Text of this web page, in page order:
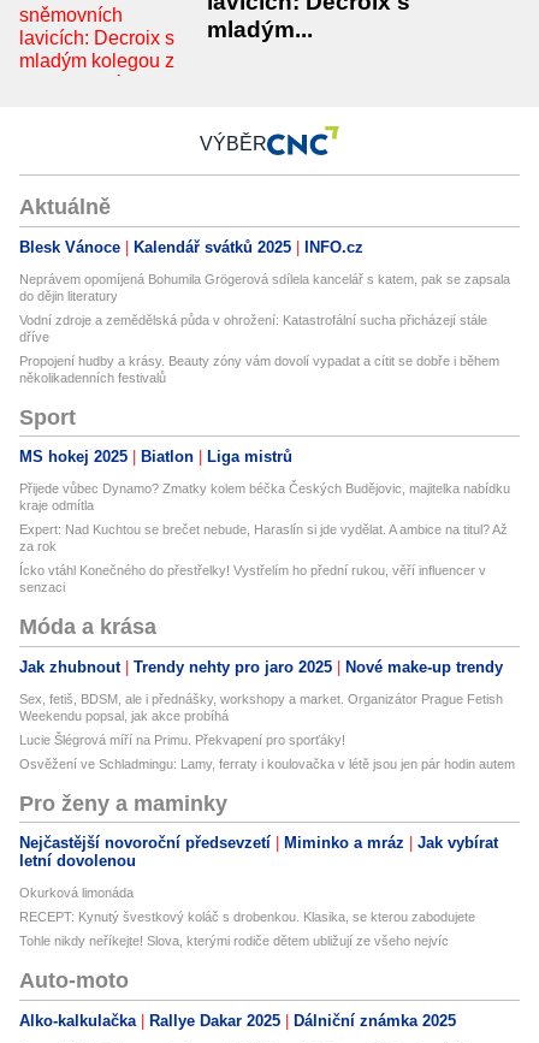
mladým...
VÝBĚR
Aktuálně
Blesk Vánoce Kalendář svátků 2025 INFO.cz
Neprávem opomíjená Bohumila Grögerová sdílela kancelář s katem, pak se zapsala
do dějin literatury
Vodní zdroje a zemědělská půda v ohrožení: Katastrofální sucha přicházejí stále
dříve
Propojení hudby a krásy. Beauty zóny vám dovolí vypadat a cítit se dobře i během
několikadenních festivalů
Sport
MS hokej 2025 Biatlon Liga mistrů
Přijede vůbec Dynamo? Zmatky kolem béčka Českých Budějovic, majitelka nabídku
kraje odmítla
Expert: Nad Kuchtou se brečet nebude, Haraslín si jde vydělat. A ambice na titul? Až
za rok
Ícko vtáhl Konečného do přestřelky! Vystřelím ho přední rukou, věří influencer v
senzaci
Móda a krása
Jak zhubnout Trendy nehty pro jaro 2025 Nové make-up trendy
Sex, fetiš, BDSM, ale i přednášky, workshopy a market. Organizátor Prague Fetish
Weekendu popsal, jak akce probíhá
Lucie Šlégrová míří na Primu. Překvapení pro sporťáky!
Osvěžení ve Schladmingu: Lamy, ferraty i koulovačka v létě jsou jen pár hodin autem
Pro ženy a maminky
Nejčastější novoroční předsevzetí Miminko a mráz
Jak vybírat
letní dovolenou
Okurková limonáda
RECEPT: Kynutý švestkový koláč s drobenkou. Klasika, se kterou zabodujete
Tohle nikdy neříkejte! Slova, kterými rodiče dětem ubližují ze všeho nejvíc
Auto-moto
Alko-kalkulačka Rallye Dakar 2025 Dálniční známka 2025